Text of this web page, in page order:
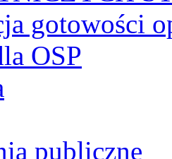
gotowości
OSP
publiczne